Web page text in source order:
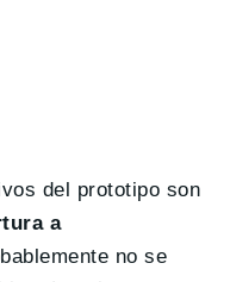
del prototipo son
a
no se